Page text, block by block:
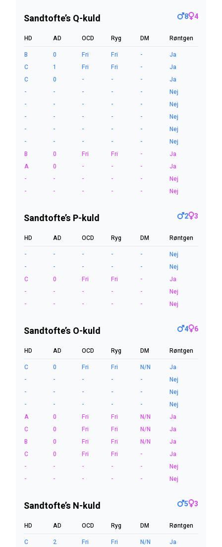
Sandtofte’s Q-kuld 8 4
HD AD OCD Ryg DM
Røntgen
B
0 Fri Fri -
Ja
C
1 Fri Fri -
Ja
C
0 - - -
Ja
-
- - - -
Nej
-
- - - -
Nej
-
- - - -
Nej
-
- - - -
Nej
-
- - - -
Nej
B
0 Fri Fri -
Ja
A
0 - - -
Ja
-
- - - -
Nej
-
- - - - Nej
Sandtofte’s P-kuld 2 3
HD AD OCD Ryg DM
Røntgen
-
- - - -
Nej
-
- - - -
Nej
C
0 Fri Fri -
Ja
-
- - - -
Nej
-
- - - - Nej
Sandtofte’s O-kuld 4 6
HD AD OCD Ryg DM
Røntgen
C
0 Fri Fri N/N
Ja
-
- - - -
Nej
-
- - - -
Nej
-
- - - -
Nej
A
0 Fri Fri N/N
Ja
C
0 Fri Fri N/N
Ja
B
0 Fri Fri N/N
Ja
C
0 Fri Fri -
Ja
-
- - - -
Nej
-
- - - - Nej
Sandtofte’s N-kuld 5 3
HD AD OCD Ryg DM
Røntgen
C
2 Fri Fri N/N
Ja